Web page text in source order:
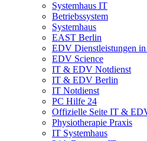
Systemhaus IT
Betriebssystem
Systemhaus
EAST Berlin
EDV Dienstleistungen
EDV Science
IT & EDV Notdienst
IT & EDV Berlin
IT Notdienst
PC Hilfe 24
Offizielle Seite IT &
Physiotherapie Praxis
IT Systemhaus